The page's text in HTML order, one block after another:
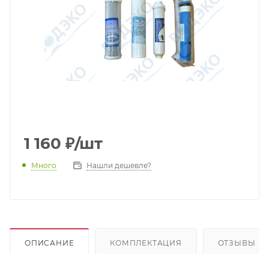
1 160 ₽/шт
Много Нашли дешевле?
ОПИСАНИЕ КОМПЛЕКТАЦИЯ ОТЗЫВЫ